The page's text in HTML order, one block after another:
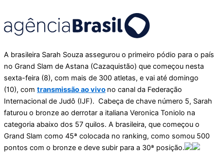
A brasileira Sarah Souza assegurou o primeiro pódio para o país
no Grand Slam de Astana (Cazaquistão) que começou nesta
sexta-feira (8), com mais de 300 atletas, e vai até domingo
(10), com transmissão ao vivo no canal da Federação
Internacional de Judô (IJF). Cabeça de chave número 5, Sarah
faturou o bronze ao derrotar a italiana Veronica Toniolo na
categoria abaixo dos 57 quilos. A brasileira, que começou o
Grand Slam como 45ª colocada no ranking, como somou 500
pontos com o bronze e deve subir para a 30ª posição.